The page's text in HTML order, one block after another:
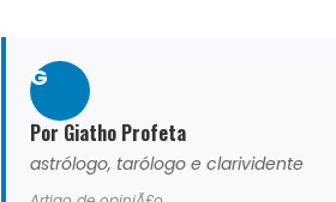
G
Por Giatho Profeta
astrólogo, tarólogo e clarividente